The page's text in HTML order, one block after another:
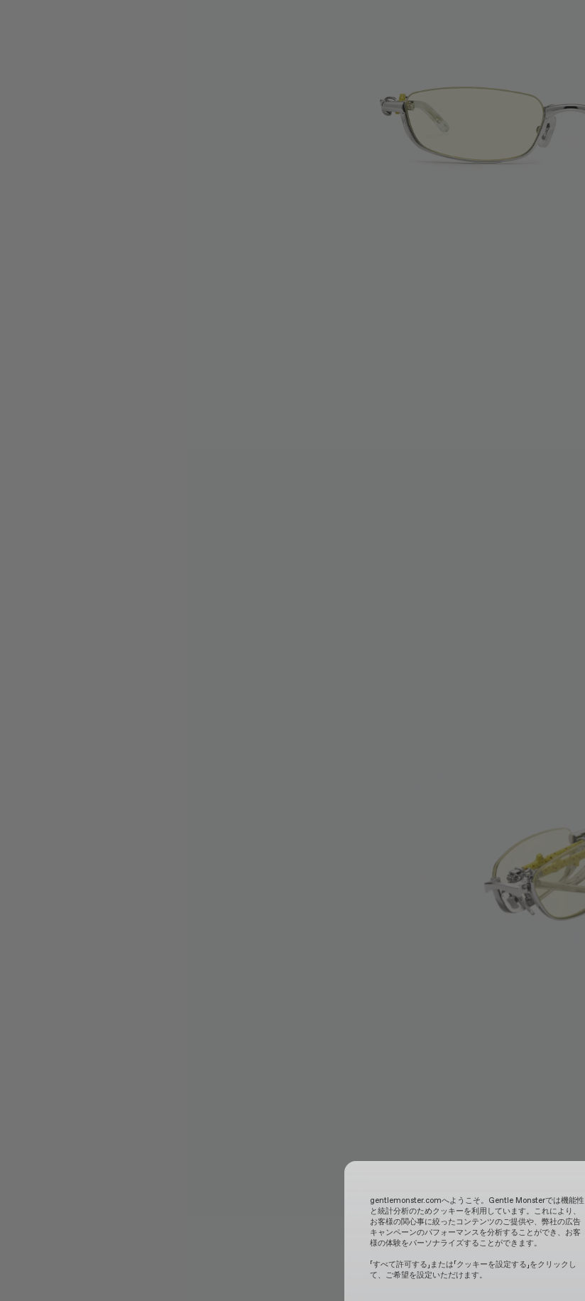
gentlemonster.comへようこそ。Gentle Monsterでは機能性
と統計分析のためクッキーを利用しています。これにより、
お客様の関心事に絞ったコンテンツのご提供や、弊社の広告
キャンペーンのパフォーマンスを分析することができ、お客
様の体験をパーソナライズすることができます。
「すべて許可する」または「クッキーを設定する」をクリックし
て、ご希望を設定いただけます。